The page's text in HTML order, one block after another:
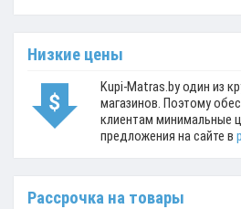
Низкие цены
Kupi-Matras.by один из
магазинов. Поэтому
клиентам минимальные
предложения на сайте в
Рассрочка на товары